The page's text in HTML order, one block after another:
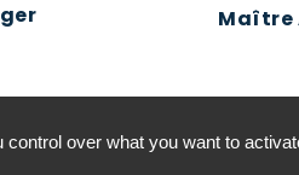
Maître
- Tous droits réservés -
over what you want to